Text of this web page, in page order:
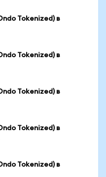
Tokenized) в
Tokenized) в
Tokenized) в
Tokenized) в
Tokenized) в